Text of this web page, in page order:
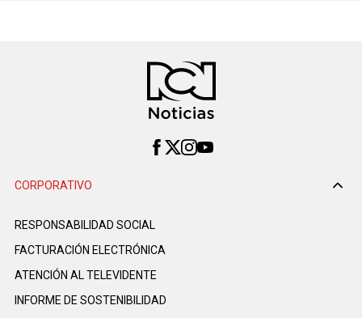
CORPORATIVO
RESPONSABILIDAD SOCIAL
FACTURACIÓN ELECTRÓNICA
ATENCIÓN AL TELEVIDENTE
INFORME DE SOSTENIBILIDAD